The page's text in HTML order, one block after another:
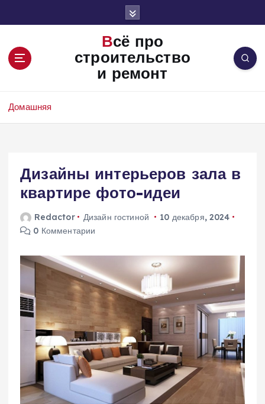
Всё про
строительство
и ремонт
Домашняя
Дизайны интерьеров зала в
квартире фото-идеи
Redactor Дизайн гостиной
10 декабря, 2024
0 Комментарии